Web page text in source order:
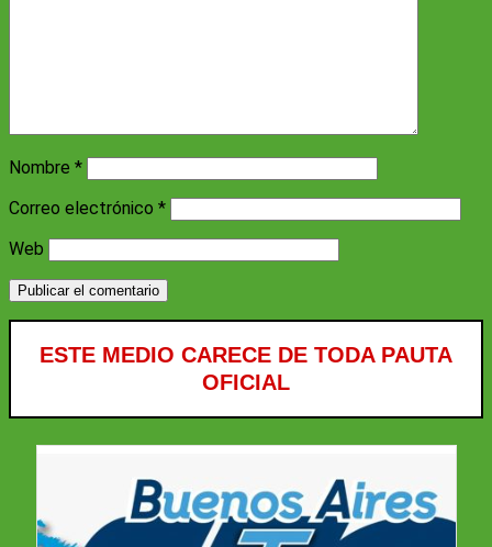
Nombre *
Correo electrónico *
Web
ESTE MEDIO CARECE DE TODA PAUTA
OFICIAL